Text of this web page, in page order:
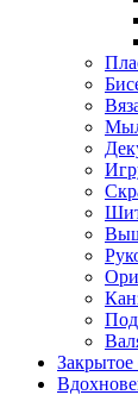
Закрытое